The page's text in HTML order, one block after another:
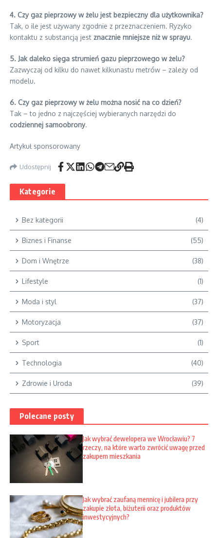
4. Czy gaz pieprzowy w żelu jest bezpieczny dla użytkownika?
Tak, o ile jest używany zgodnie z przeznaczeniem. Ryzyko
kontaktu z substancją jest znacznie mniejsze niż w sprayu.
5. Jak daleko sięga strumień gazu pieprzowego w żelu?
Zazwyczaj od kilku do nawet kilkunastu metrów – zależy od
modelu.
6. Czy gaz pieprzowy w żelu można nosić na co dzień?
Tak – to jedno z najczęściej wybieranych narzędzi do
codziennej samoobrony.
Artykuł sponsorowany
Udostępnij
Kategorie
Bez kategorii (4)
Biznes i Finanse (55)
Dom i Wnętrze (38)
Lifestyle (1)
Moda i styl (37)
Motoryzacja (37)
Sport (1)
Technologia (40)
Zdrowie i Uroda (39)
Polecane posty
Jak wybrać dewelopera we Wrocławiu? 7
rzeczy, na które warto zwrócić uwagę przed
zakupem mieszkania
Jak wybrać zaufaną mennicę i jubilera przy
zakupie złota, biżuterii oraz produktów
inwestycyjnych?